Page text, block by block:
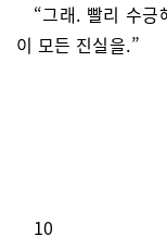
“그래. 빨리 수
이 모든 진실을.”
10